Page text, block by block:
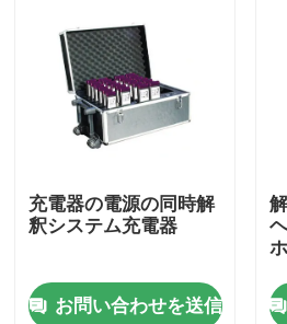
充電器の電源の同時解
釈システム充電器
お問い合わせを送信